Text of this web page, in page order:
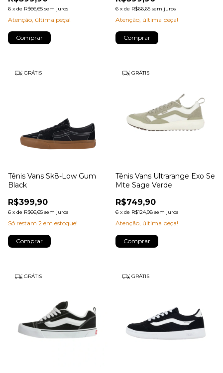
6 x de R$66,65 sem juros
Atenção, última peça!
Comprar
6 x de R$66,65 sem juros
Atenção, última peça!
Comprar
GRÁTIS
Tênis Vans Sk8-Low Gum
Black
R$399,90
6 x de R$66,65 sem juros
Só restam 2 em estoque!
Comprar
GRÁTIS
Tênis Vans Ultrarange Exo Se
Mte Sage Verde
R$749,90
6 x de R$124,98 sem juros
Atenção, última peça!
Comprar
GRÁTIS GRÁTIS